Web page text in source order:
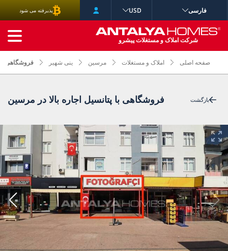
صفحه اصلی املاک و مستغلات مرسین ینی شهیر فروشگاهی با
بازگشت فروشگاهی با پتانسیل اجاره بالا در مرسین
فارسی USD پذیرفته می شود
شرکت املاک و مستغلات پیشرو
جستجوی پیشرفته